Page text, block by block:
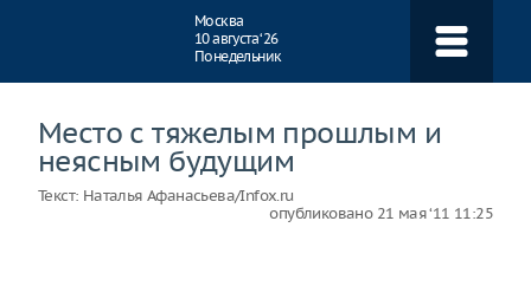
Москва
10 августа ‘26
Понедельник
Место с тяжелым прошлым и
неясным будущим
Текст: Наталья Афанасьева/Infox.ru
опубликовано 21 мая ‘11 11:25